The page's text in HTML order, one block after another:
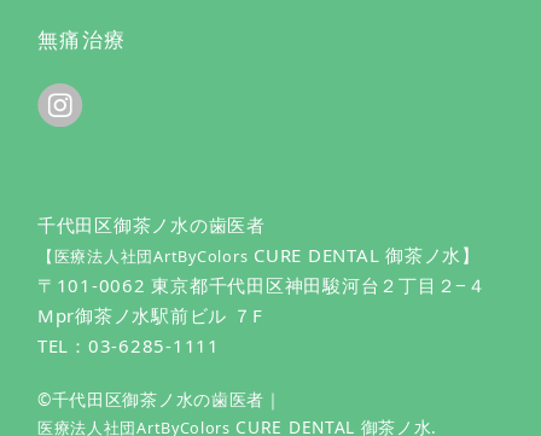
無痛治療
千代田区御茶ノ水の歯医者
【医療法人社団ArtByColors CURE DENTAL 御茶ノ水】
〒101-0062 東京都千代田区神田駿河台２丁目２−４
Mpr御茶ノ水駅前ビル ７F
TEL： 03-6285-1111
©千代田区御茶ノ水の歯医者｜
医療法人社団ArtByColors CURE DENTAL 御茶ノ水.